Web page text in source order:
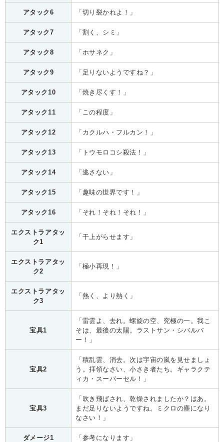
アタック6 「切り裂かれよ！」
アタック7 「割く、シミ」
アタック8 「ホサネク」
アタック9 「足りないようですね？」
アタック10 「焼き尽くす！」
アタック11 「この程度」
アタック12 「カクルハ・フルカン！」
アタック13 「トウモロコシ殺法！」
アタック14 「逃さない」
アタック15 「趣味の世界です！」
アタック16 「それ！それ！それ！」
エクストラアタッ
ク1
「干上がらせます」
エクストラアタッ
ク2
「極小再現！」
エクストラアタッ
ク3
「熱く、より熱く」
宝具1
「雷雲よ、去れ。螺旋の空、究極の一。我こ
そは、最後の太陽。ラストサン・シバルバ
ー！」
宝具2
「積乱雲、消去。次は宇宙の嵐を見せましょ
う。拝領なさい、小さき者たち。ギャラクテ
ィカ・スーパーセル！」
宝具3
「吹き飛ばされ、乾燥されましたか？はあ。
まだ足りないようですね。ミクロの塵になり
なさい！」
ダメージ1 「参考になります」